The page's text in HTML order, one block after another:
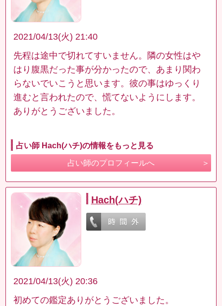
2021/04/13(火) 21:40
先程は途中で切れてすいません。隣の女性はや
はり腹黒だった事が分かったので、あまり関わ
らないでいこうと思います。彼の事はゆっくり
進むと言われたので、慌てないようにします。
ありがとうございました。
占い師 Hach(ハチ)の情報をもっと見る
占い師のプロフィールへ
Hach(ハチ)
2021/04/13(火) 20:36
初めての鑑定ありがとうございました。